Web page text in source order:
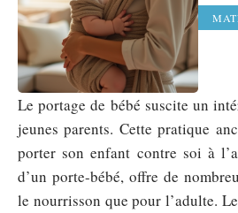
Le portage de bébé suscite un
jeunes parents. Cette pratique
porter son enfant contre soi à
d’un porte-bébé, offre de
le nourrisson que pour l’adulte.